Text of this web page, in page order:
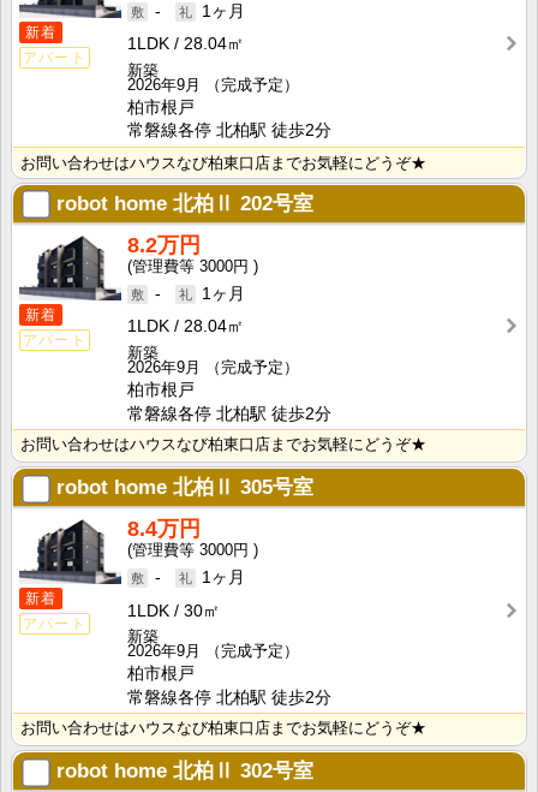
新着
アパート
-
1ヶ月
1LDK
28.04㎡
新築
2026年9月
（完成予定）
柏市根戸
常磐線各停 北柏駅 徒歩2分
お問い合わせはハウスなび柏東口店までお気軽にどうぞ★
robot home 北柏Ⅱ 202号室
新着
アパート
8.2万円
3000円
-
1ヶ月
1LDK
28.04㎡
新築
2026年9月
（完成予定）
柏市根戸
常磐線各停 北柏駅 徒歩2分
お問い合わせはハウスなび柏東口店までお気軽にどうぞ★
robot home 北柏Ⅱ 305号室
新着
アパート
8.4万円
3000円
-
1ヶ月
1LDK
30㎡
新築
2026年9月
（完成予定）
柏市根戸
常磐線各停 北柏駅 徒歩2分
お問い合わせはハウスなび柏東口店までお気軽にどうぞ★
robot home 北柏Ⅱ 302号室